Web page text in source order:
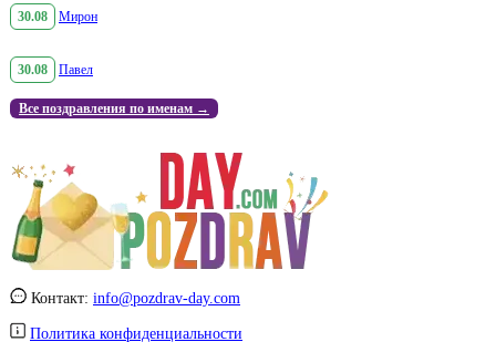
30.08 Мирон
30.08 Павел
Все поздравления по именам →
Контакт: info@pozdrav-day.com
Политика конфиденциальности